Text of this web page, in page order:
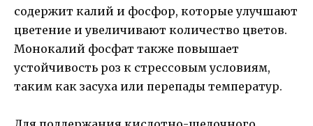
содержит калий и фосфор, которые улучшают
цветение и увеличивают количество цветов.
Монокалий фосфат также повышает
устойчивость роз к стрессовым условиям,
таким как засуха или перепады температур.